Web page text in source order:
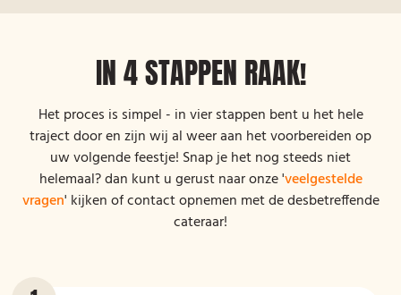
IN 4 STAPPEN RAAK!
Het proces is simpel - in vier stappen bent u het hele
traject door en zijn wij al weer aan het voorbereiden op
uw volgende feestje! Snap je het nog steeds niet
helemaal? dan kunt u gerust naar onze 'veelgestelde
vragen' kijken of contact opnemen met de desbetreffende
cateraar!